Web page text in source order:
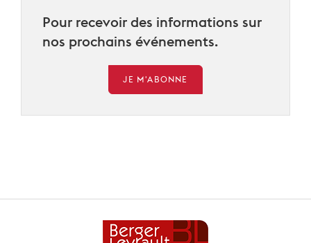
Pour recevoir des informations sur
nos prochains événements.
JE M'ABONNE